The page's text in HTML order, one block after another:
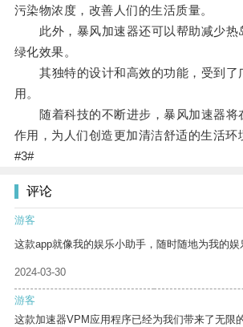
污染物浓度，改善人们的生活质量。
此外，暴风加速器还可以帮助减少热
绿化效果。
其独特的设计和高效的功能，受到了
用。
随着科技的不断进步，暴风加速器将
作用，为人们创造更加清洁舒适的生活环
#3#
评论
游客
这款app就像我的娱乐小助手，随时随地为我的娱
2024-03-30
游客
这款加速器VPM应用程序已经为我们带来了无限